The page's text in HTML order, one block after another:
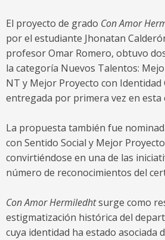
El proyecto de grado Con Amor
por el estudiante Jhonatan
profesor Omar Romero, obtuvo
la categoría Nuevos Talentos:
NT y Mejor Proyecto con
entregada por primera vez en esta
La propuesta también fue
con Sentido Social y Mejor
convirtiéndose en una de las
número de reconocimientos del
Con Amor Hermiledhtsurge como
estigmatización histórica del
cuya identidad ha estado asociada